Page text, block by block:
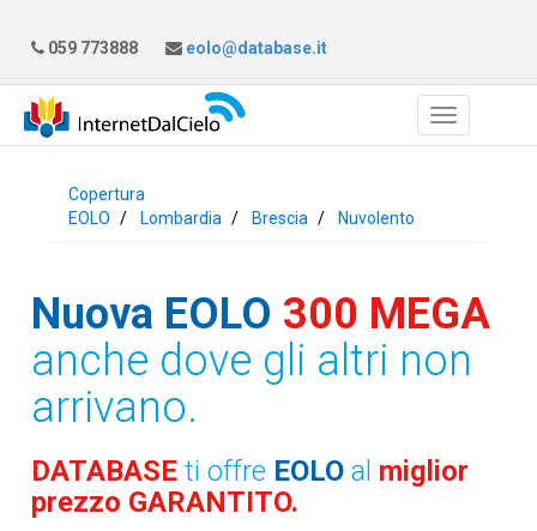
059 773888 eolo@database.it
Copertura
EOLO
Lombardia Brescia Nuvolento
Nuova EOLO 300 MEGA
anche dove gli altri non
arrivano.
DATABASEti offre EOLO al miglior
prezzo GARANTITO.